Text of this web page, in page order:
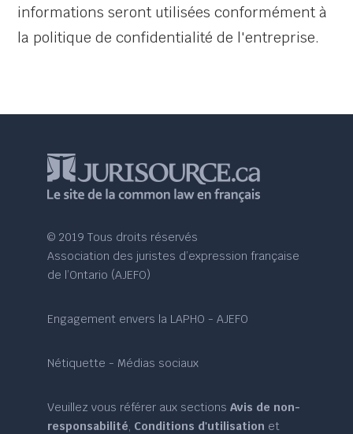
informations seront utilisées conformément à
la politique de confidentialité de l'entreprise.
© 2019 Tous droits réservés
Association des juristes d’expression française
de l’Ontario (AJEFO)
Engagement envers la LAPHO - AJEFO
Nétiquette - Médias sociaux
Veuillez vous référer aux sectionsAvis de non-
responsabilité, Conditions d'utilisation et